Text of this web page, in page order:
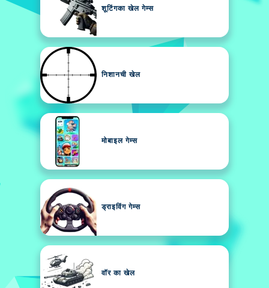
शूटिंगका खेल गेम्स
निशानची खेल
मोबाइल गेम्स
ड्राइविंग गेम्स
वॉर का खेल